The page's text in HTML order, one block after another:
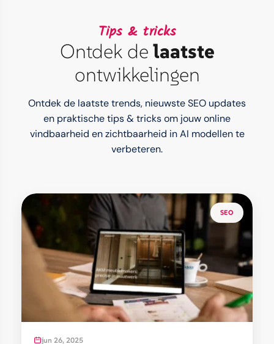
Tips & tricks
Ontdek delaatste
ontwikkelingen
Ontdek de laatste trends, nieuwste SEO updates
en praktische tips & tricks om jouw online
vindbaarheid en zichtbaarheid in AI modellen te
verbeteren.
SEO
jun 26, 2025